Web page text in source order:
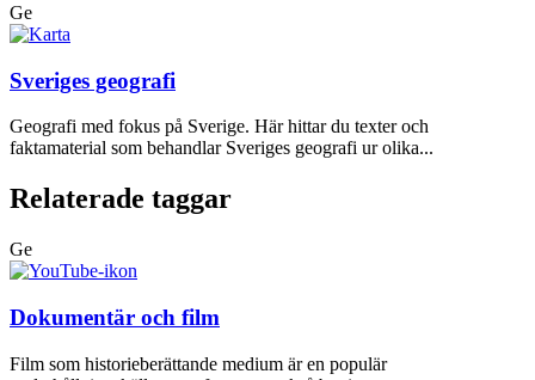
Ge
Sveriges geografi
Geografi med fokus på Sverige. Här hittar du texter och
faktamaterial som behandlar Sveriges geografi ur olika...
Relaterade taggar
Ge
Dokumentär och film
Film som historieberättande medium är en populär